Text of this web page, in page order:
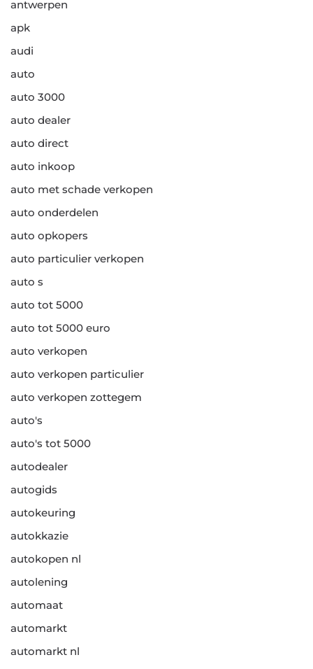
antwerpen
apk
audi
auto
auto 3000
auto dealer
auto direct
auto inkoop
auto met schade verkopen
auto onderdelen
auto opkopers
auto particulier verkopen
auto s
auto tot 5000
auto tot 5000 euro
auto verkopen
auto verkopen particulier
auto verkopen zottegem
auto's
auto's tot 5000
autodealer
autogids
autokeuring
autokkazie
autokopen nl
autolening
automaat
automarkt
automarkt nl